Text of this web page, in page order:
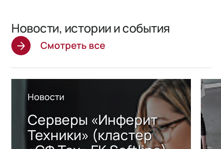
Новости, истории и события
Смотреть все
Новости
Серверы «Инферит
Техники» (кластер